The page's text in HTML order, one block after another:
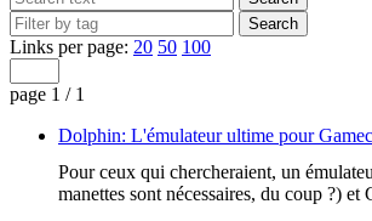
Links per page: 20 50 100
page 1 / 1
Dolphin: L'émulateur ultime pour
Pour ceux qui chercheraient, un
manettes sont nécessaires, du coup ?) et